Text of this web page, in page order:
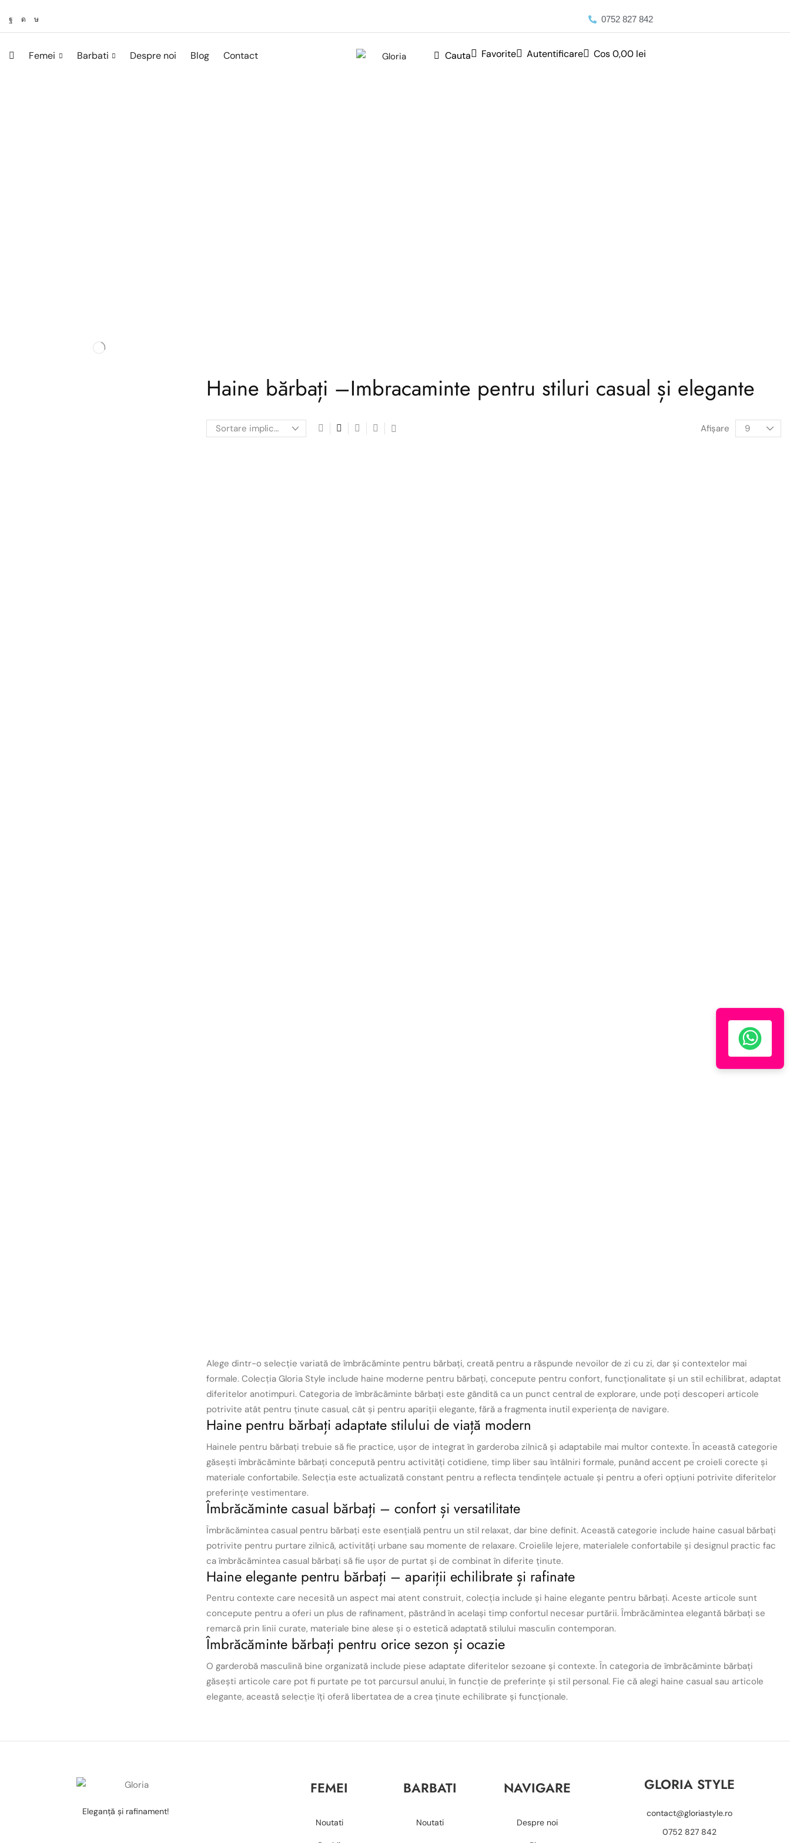
0752 827 842
Femei Barbati Despre noi Blog Contact Cauta Favorite Autentificare Cos0,00 lei
Haine bărbați –Imbracaminte pentru stiluri casual și elegante
Afişare
Alege dintr-o selecție variată de îmbrăcăminte pentru bărbați, creată pentru a răspunde nevoilor de zi cu zi, dar și contextelor mai
formale. Colecția Gloria Style include haine moderne pentru bărbați, concepute pentru confort, funcționalitate și un stil echilibrat, adaptat
diferitelor anotimpuri. Categoria de îmbrăcăminte bărbați este gândită ca un punct central de explorare, unde poți descoperi articole
potrivite atât pentru ținute casual, cât și pentru apariții elegante, fără a fragmenta inutil experiența de navigare.
Haine pentru bărbați adaptate stilului de viață modern
Hainele pentru bărbați trebuie să fie practice, ușor de integrat în garderoba zilnică și adaptabile mai multor contexte. În această categorie
găsești îmbrăcăminte bărbați concepută pentru activități cotidiene, timp liber sau întâlniri formale, punând accent pe croieli corecte și
materiale confortabile. Selecția este actualizată constant pentru a reflecta tendințele actuale și pentru a oferi opțiuni potrivite diferitelor
preferințe vestimentare.
Îmbrăcăminte casual bărbați – confort și versatilitate
Îmbrăcămintea casual pentru bărbați este esențială pentru un stil relaxat, dar bine definit. Această categorie include haine casual bărbați
potrivite pentru purtare zilnică, activități urbane sau momente de relaxare. Croielile lejere, materialele confortabile și designul practic fac
ca îmbrăcămintea casual bărbați să fie ușor de purtat și de combinat în diferite ținute.
Haine elegante pentru bărbați – apariții echilibrate și rafinate
Pentru contexte care necesită un aspect mai atent construit, colecția include și haine elegante pentru bărbați. Aceste articole sunt
concepute pentru a oferi un plus de rafinament, păstrând în același timp confortul necesar purtării. Îmbrăcămintea elegantă bărbați se
remarcă prin linii curate, materiale bine alese și o estetică adaptată stilului masculin contemporan.
Îmbrăcăminte bărbați pentru orice sezon și ocazie
O garderobă masculină bine organizată include piese adaptate diferitelor sezoane și contexte. În categoria de îmbrăcăminte bărbați
găsești articole care pot fi purtate pe tot parcursul anului, în funcție de preferințe și stil personal. Fie că alegi haine casual sau articole
elegante, această selecție îți oferă libertatea de a crea ținute echilibrate și funcționale.
Eleganţă şi rafinament!
FEMEI
Noutati
BARBATI
Noutati
NAVIGARE
Despre noi
GLORIA STYLE
contact@gloriastyle.ro
0752 827 842